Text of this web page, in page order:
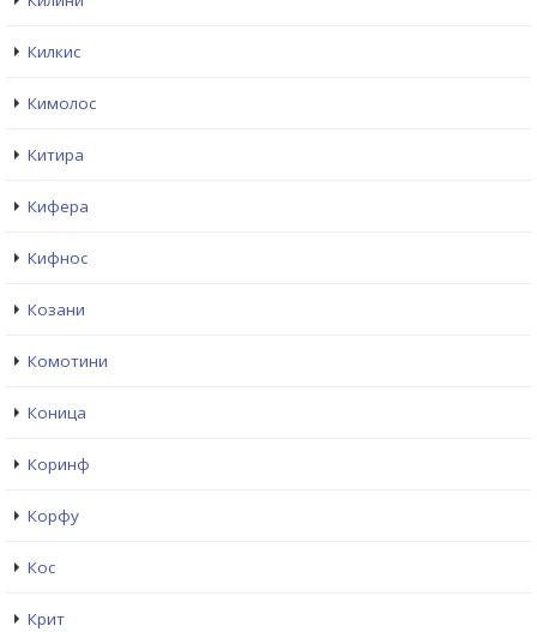
Килкис
Кимолос
Китира
Кифера
Кифнос
Козани
Комотини
Коница
Коринф
Корфу
Кос
Крит